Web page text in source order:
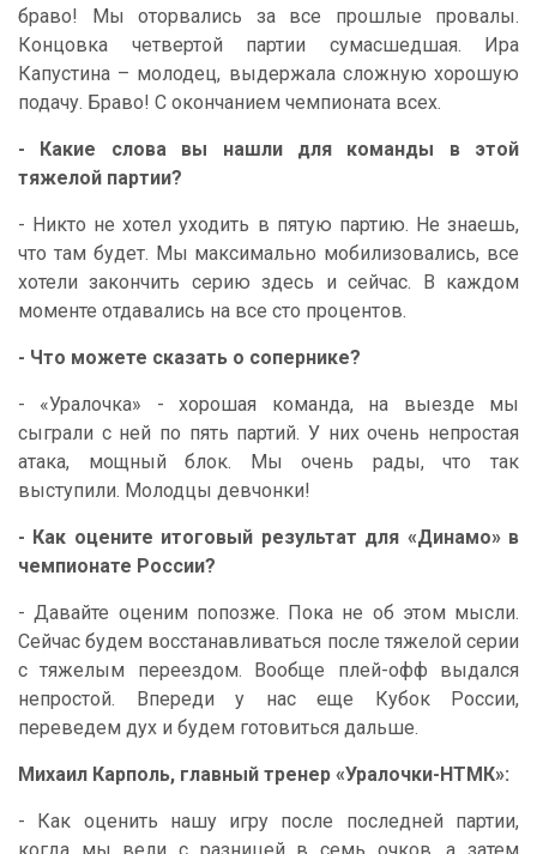
браво! Мы оторвались за все прошлые провалы.
Концовка четвертой партии сумасшедшая. Ира
Капустина – молодец, выдержала сложную хорошую
подачу. Браво! С окончанием чемпионата всех.
- Какие слова вы нашли для команды в этой
тяжелой партии?
- Никто не хотел уходить в пятую партию. Не знаешь,
что там будет. Мы максимально мобилизовались, все
хотели закончить серию здесь и сейчас. В каждом
моменте отдавались на все сто процентов.
- Что можете сказать о сопернике?
- «Уралочка» - хорошая команда, на выезде мы
сыграли с ней по пять партий. У них очень непростая
атака, мощный блок. Мы очень рады, что так
выступили. Молодцы девчонки!
- Как оцените итоговый результат для «Динамо» в
чемпионате России?
- Давайте оценим попозже. Пока не об этом мысли.
Сейчас будем восстанавливаться после тяжелой серии
с тяжелым переездом. Вообще плей-офф выдался
непростой. Впереди у нас еще Кубок России,
переведем дух и будем готовиться дальше.
Михаил Карполь, главный тренер «Уралочки-НТМК»:
- Как оценить нашу игру после последней партии,